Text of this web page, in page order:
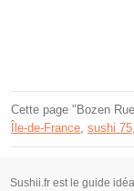
Cette page "Bozen
Île-de-France, sushi 75,
Sushii.fr est le guide